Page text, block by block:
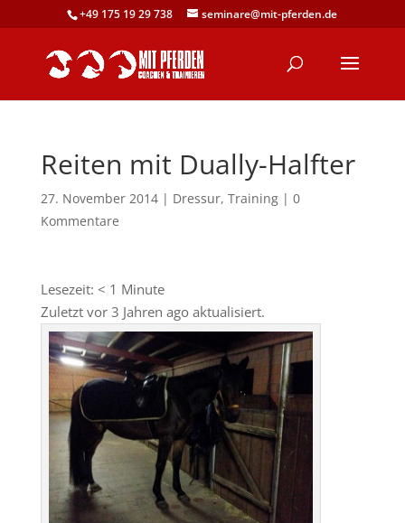
+49 175 19 29 738 seminare@mit-pferden.de
Reiten mit Dually-Halfter
27. November 2014| Dressur, Training| 0
Kommentare
Lesezeit: < 1 Minute
Zuletzt vor 3 Jahren ago aktualisiert.